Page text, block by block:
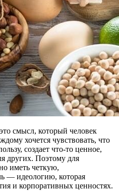
смысл, который человек
хочется чувствовать, что
создает что-то ценное,
других. Поэтому для
иметь четкую,
— идеологию, которая
и корпоративных ценностях.